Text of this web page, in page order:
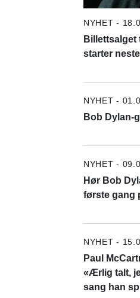
NYHET -
Billettsalget
starter
NYHET -
Bob Dylan-
NYHET -
Hør Bob
første gang
NYHET -
Paul
«Ærlig talt,
sang han